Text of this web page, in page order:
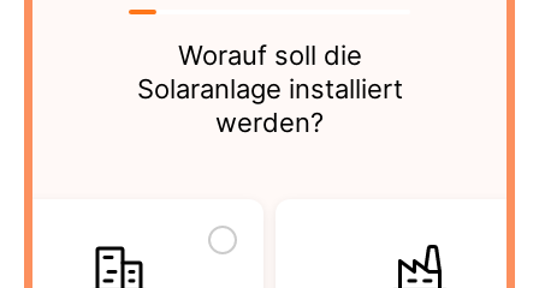
Worauf soll die
Solaranlage installiert
werden?